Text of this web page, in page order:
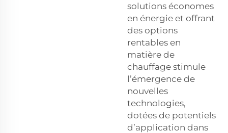
solutions économes
en énergie et offrant
des options
rentables en
matière de
chauffage stimule
l’émergence de
nouvelles
technologies,
dotées de potentiels
d’application dans